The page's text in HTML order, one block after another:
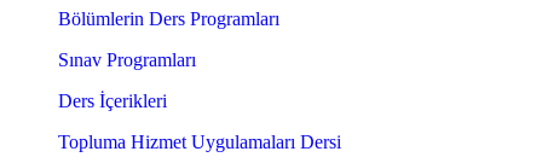
Bölümlerin Ders Programları
Sınav Programları
Ders İçerikleri
Topluma Hizmet Uygulamaları Dersi